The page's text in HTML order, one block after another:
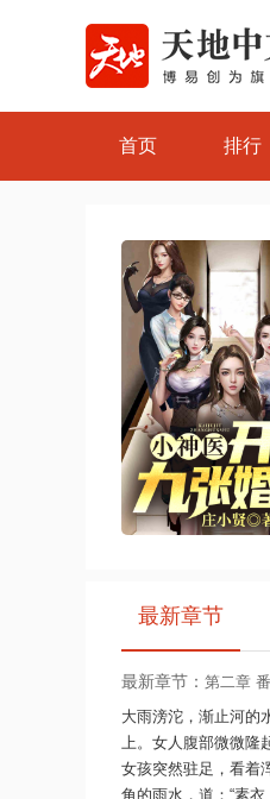
首页 排行
最新章节
最新章节： 第二章
大雨滂沱，渐止河的
上。女人腹部微微隆
女孩突然驻足，看着
角的雨水，道：“素
分享即得易币，